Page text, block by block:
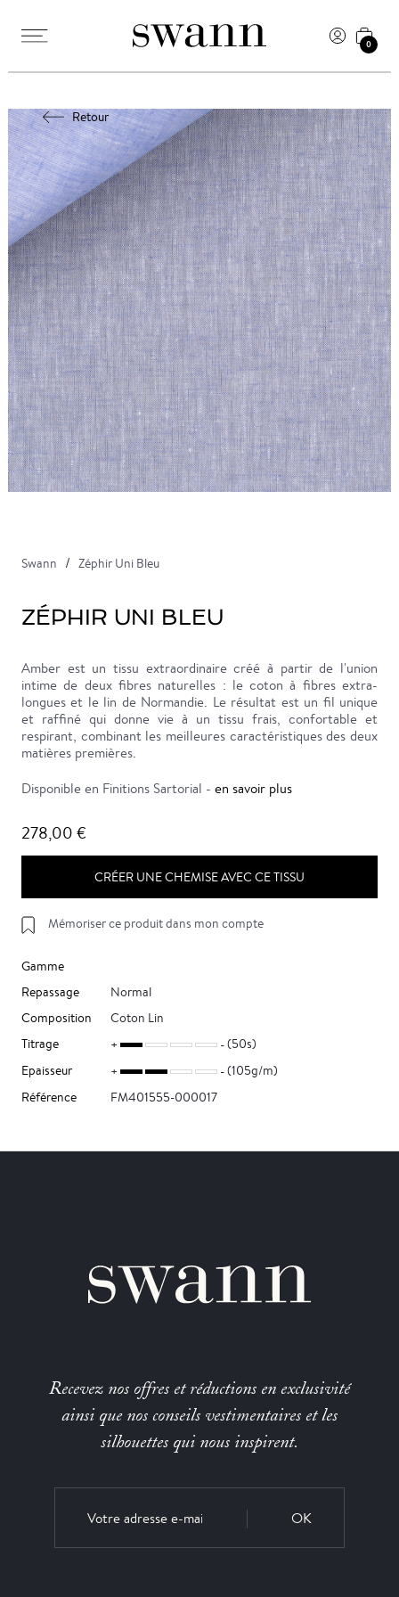
0
Retour
Swann Zéphir Uni Bleu
ZÉPHIR UNI BLEU
Amber est un tissu extraordinaire créé à partir de l'union
intime de deux fibres naturelles : le coton à fibres extra-
longues et le lin de Normandie. Le résultat est un fil unique
et raffiné qui donne vie à un tissu frais, confortable et
respirant, combinant les meilleures caractéristiques des deux
matières premières.
Disponible en Finitions Sartorial - en savoir plus
278,00 €
CRÉER UNE CHEMISE AVEC CE TISSU
Mémoriser ce produit dans mon compte
Gamme
Repassage
Normal
Composition
Coton Lin
Titrage
(50s)
Epaisseur
(105g/m)
Référence
FM401555-000017
Recevez nos offres et réductions en exclusivité
ainsi que nos conseils vestimentaires et les
silhouettes qui nous inspirent.
OK